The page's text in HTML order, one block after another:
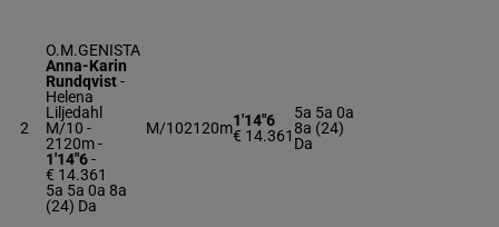
2
O.M.GENISTA
Anna-Karin
Rundqvist-
Helena
Liljedahl
M/10 -
2120m-
1'14"6-
€ 14.361
5a 5a 0a 8a
(24) Da
M/102120m1'14"6
€ 14.361
5a 5a 0a
8a (24)
Da